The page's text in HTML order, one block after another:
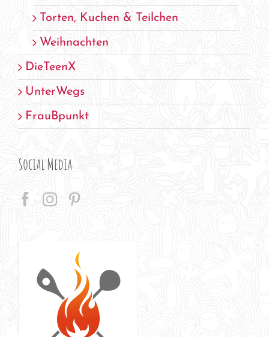
Torten, Kuchen & Teilchen
Weihnachten
DieTeenX
UnterWegs
FrauBpunkt
Social Media